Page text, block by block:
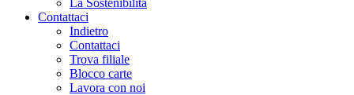
La Sostenibilità
Contattaci
Indietro
Contattaci
Trova filiale
Blocco carte
Lavora con noi